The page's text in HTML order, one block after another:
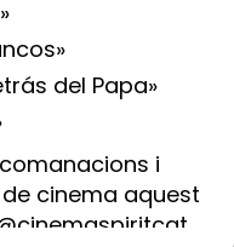
del Papa»
i
cinema aquest